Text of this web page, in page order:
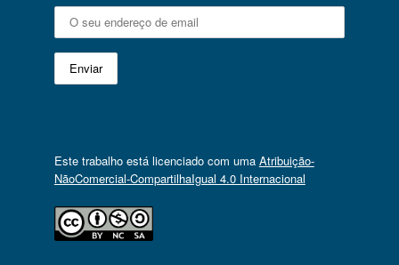
Este trabalho está licenciado com uma Atribuição-
NãoComercial-CompartilhaIgual 4.0 Internacional